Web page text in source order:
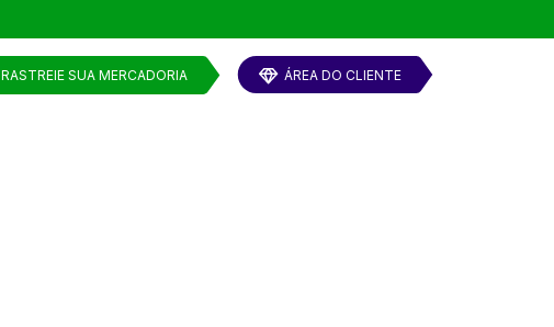
RASTREIE SUA MERCADORIA ÁREA DO CLIENTE